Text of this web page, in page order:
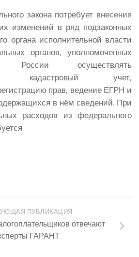
закона потребует внесения
изменений в ряд подзаконных
органа исполнительной власти
органов, уполномоченных
России осуществлять
кадастровый учет,
прав, ведение ЕГРН и
в нём сведений. При
расходов из федерального
ПУБЛИКАЦИЯ
отвечают
ГАРАНТ